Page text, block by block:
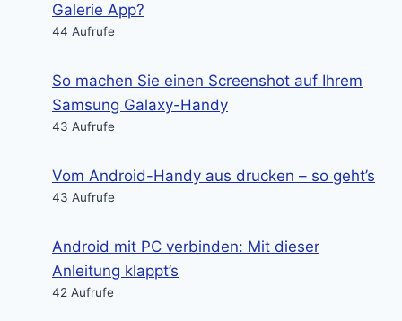
Galerie App?
44 Aufrufe
So machen Sie einen Screenshot auf Ihrem
Samsung Galaxy-Handy
43 Aufrufe
Vom Android-Handy aus drucken – so geht’s
43 Aufrufe
Android mit PC verbinden: Mit dieser
Anleitung klappt’s
42 Aufrufe